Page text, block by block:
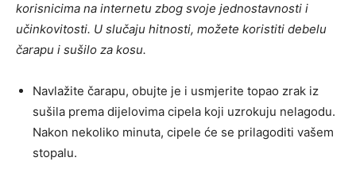
korisnicima na internetu zbog svoje jednostavnosti i
učinkovitosti. U slučaju hitnosti, možete koristiti debelu
čarapu i sušilo za kosu.
Navlažite čarapu, obujte je i usmjerite topao zrak iz
sušila prema dijelovima cipela koji uzrokuju nelagodu.
Nakon nekoliko minuta, cipele će se prilagoditi vašem
stopalu.